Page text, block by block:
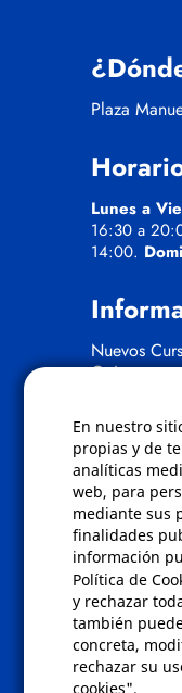
En nuestro
propias y de
analíticas
web, para
mediante sus
finalidades
información
Política de
y rechazar
también
concreta,
rechazar su
cookies".
Plaza
Lunes a
16:30 a
14:00.
Nuevos
Quienes
Aviso de
Cookies
Bajas
Derecho de
Preguntas